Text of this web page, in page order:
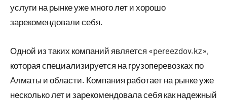
услуги на рынке уже много лет и хорошо
зарекомендовали себя.
Одной из таких компаний является «pereezdov.kz»,
которая специализируется на грузоперевозках по
Алматы и области. Компания работает на рынке уже
несколько лет и зарекомендовала себя как надежный